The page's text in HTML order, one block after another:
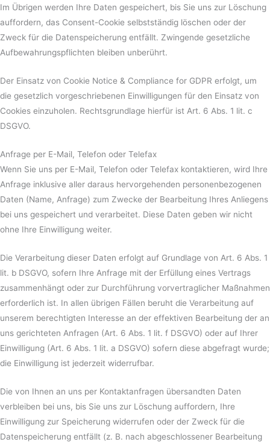
Im Übrigen werden Ihre Daten gespeichert, bis Sie uns zur Löschung
auffordern, das Consent-Cookie selbstständig löschen oder der
Zweck für die Datenspeicherung entfällt. Zwingende gesetzliche
Aufbewahrungspflichten bleiben unberührt.
Der Einsatz von Cookie Notice & Compliance for GDPR erfolgt, um
die gesetzlich vorgeschriebenen Einwilligungen für den Einsatz von
Cookies einzuholen. Rechtsgrundlage hierfür ist Art. 6 Abs. 1 lit. c
DSGVO.
Anfrage per E-Mail, Telefon oder Telefax
Wenn Sie uns per E-Mail, Telefon oder Telefax kontaktieren, wird Ihre
Anfrage inklusive aller daraus hervorgehenden personenbezogenen
Daten (Name, Anfrage) zum Zwecke der Bearbeitung Ihres Anliegens
bei uns gespeichert und verarbeitet. Diese Daten geben wir nicht
ohne Ihre Einwilligung weiter.
Die Verarbeitung dieser Daten erfolgt auf Grundlage von Art. 6 Abs. 1
lit. b DSGVO, sofern Ihre Anfrage mit der Erfüllung eines Vertrags
zusammenhängt oder zur Durchführung vorvertraglicher Maßnahmen
erforderlich ist. In allen übrigen Fällen beruht die Verarbeitung auf
unserem berechtigten Interesse an der effektiven Bearbeitung der an
uns gerichteten Anfragen (Art. 6 Abs. 1 lit. f DSGVO) oder auf Ihrer
Einwilligung (Art. 6 Abs. 1 lit. a DSGVO) sofern diese abgefragt wurde;
die Einwilligung ist jederzeit widerrufbar.
Die von Ihnen an uns per Kontaktanfragen übersandten Daten
verbleiben bei uns, bis Sie uns zur Löschung auffordern, Ihre
Einwilligung zur Speicherung widerrufen oder der Zweck für die
Datenspeicherung entfällt (z. B. nach abgeschlossener Bearbeitung